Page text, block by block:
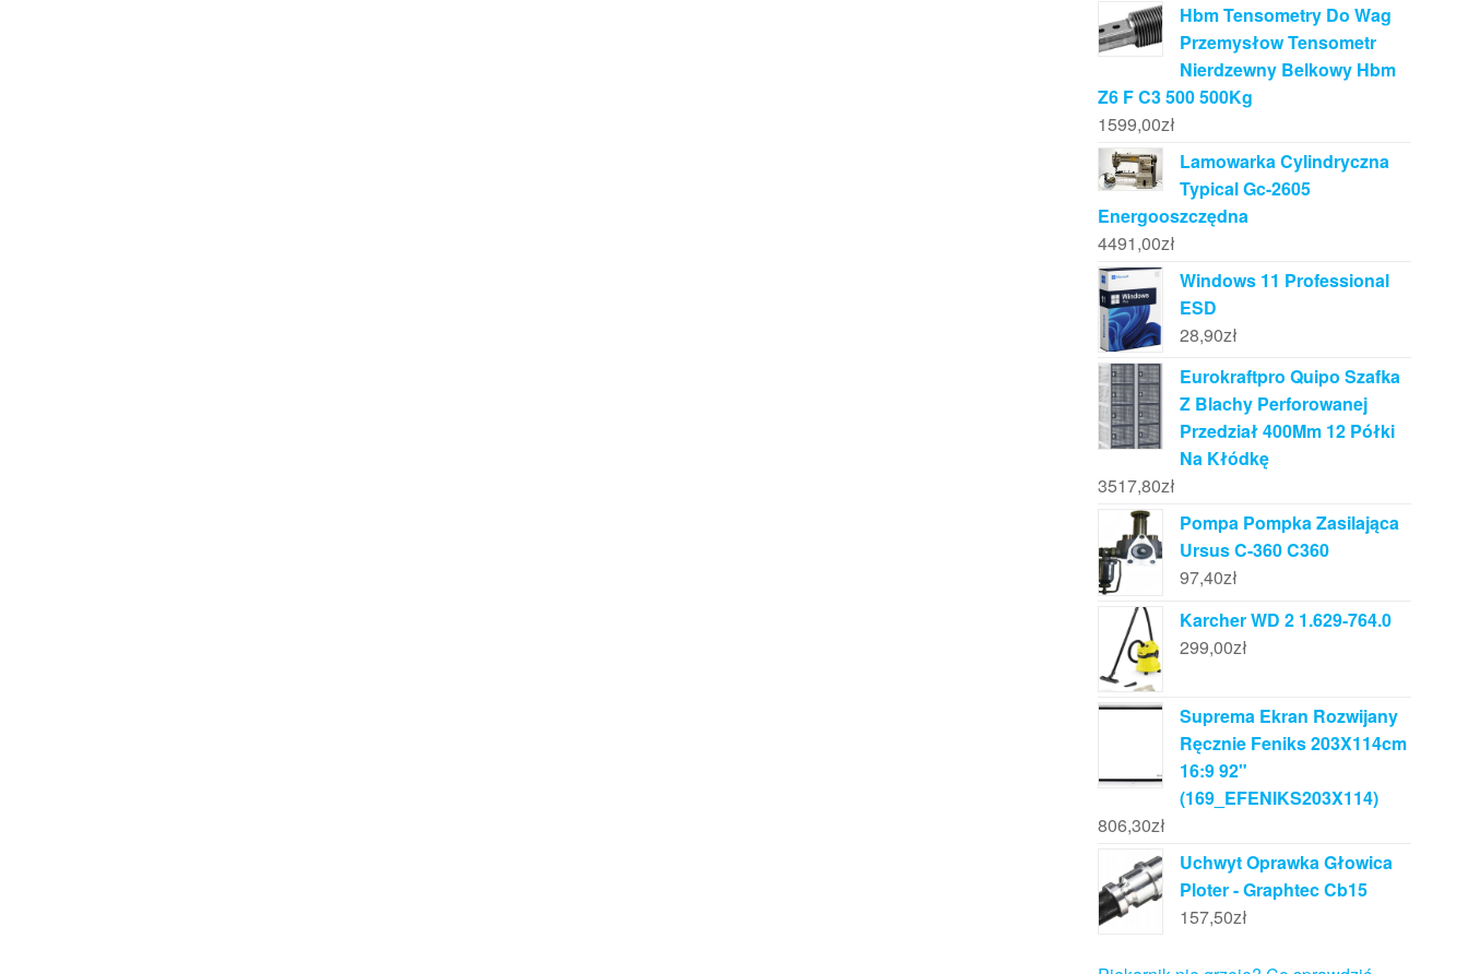
Hbm Tensometry Do Wag
Przemysłow Tensometr
Nierdzewny Belkowy Hbm
Z6 F C3 500 500Kg
1599,00zł
Lamowarka Cylindryczna
Typical Gc-2605
Energooszczędna
4491,00zł
Windows 11 Professional
ESD
28,90zł
Eurokraftpro Quipo Szafka
Z Blachy Perforowanej
Przedział 400Mm 12 Półki
Na Kłódkę
3517,80zł
Pompa Pompka Zasilająca
Ursus C-360 C360
97,40zł
Karcher WD 2 1.629-764.0
299,00zł
Suprema Ekran Rozwijany
Ręcznie Feniks 203X114cm
16:9 92"
(169_EFENIKS203X114)
806,30zł
Uchwyt Oprawka Głowica
Ploter - Graphtec Cb15
157,50zł